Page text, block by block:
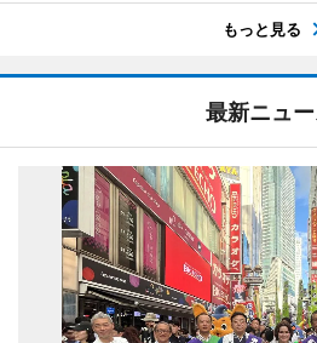
もっと見る
最新ニュ